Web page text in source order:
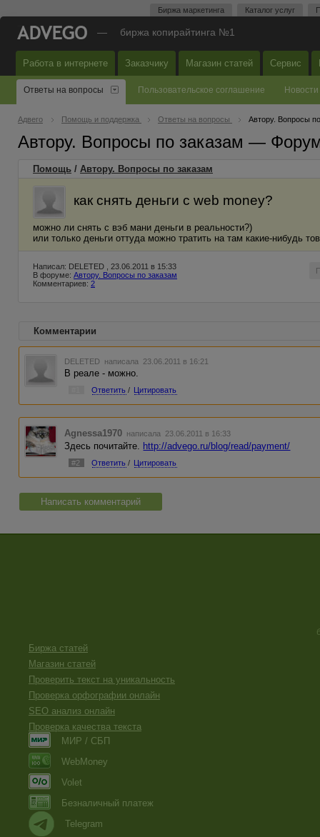
Биржа маркетинга Каталог услуг
— биржа копирайтинга №1
Работа в интернете Заказчику Магазин статей Сервис
Ответы на вопросы Пользовательское соглашение Новости
Адвего Помощь и поддержка Ответы на вопросы Автору. Вопросы
Автору. Вопросы по заказам —
Помощь / Автору. Вопросы по заказам
как снять деньги с web money?
можно ли снять с вэб мани деньги в реальности?)
или только деньги оттуда можно тратить на там какие-нибудь
Написал: DELETED , 23.06.2011 в 15:33
В форуме: Автору. Вопросы по заказам
Комментариев: 2
Комментарии
DELETED написала 23.06.2011 в 16:21
В реале - можно.
Ответить / Цитировать
Agnessa1970 написала 23.06.2011 в 16:33
Здесь почитайте. http://advego.ru/blog/read/payment/
#2 Ответить / Цитировать
Написать комментарий
Биржа статей
Магазин статей
Проверить текст на уникальность
Проверка орфографии онлайн
SEO анализ онлайн
Проверка качества текста
МИР / СБП
WebMoney
Volet
Безналичный платеж
Telegram